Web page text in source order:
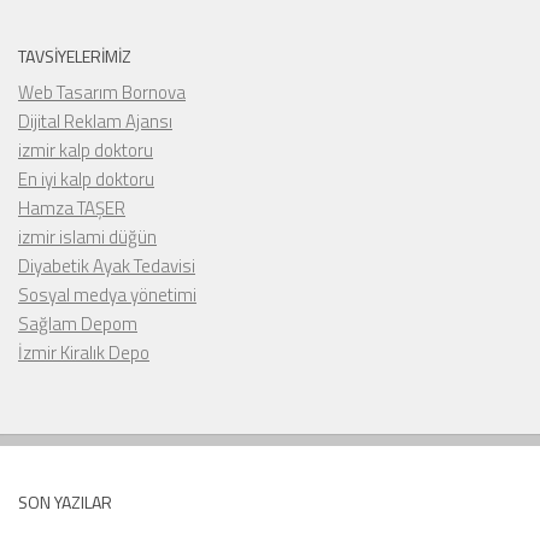
TAVSIYELERIMIZ
Web Tasarım Bornova
Dijital Reklam Ajansı
izmir kalp doktoru
En iyi kalp doktoru
Hamza TAŞER
izmir islami düğün
Diyabetik Ayak Tedavisi
Sosyal medya yönetimi
Sağlam Depom
İzmir Kiralık Depo
SON YAZILAR